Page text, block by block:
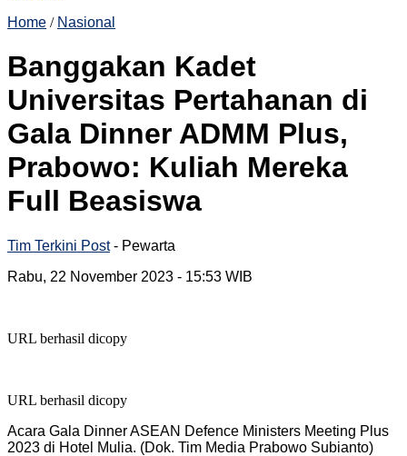
Home / Nasional
Banggakan Kadet
Universitas Pertahanan di
Gala Dinner ADMM Plus,
Prabowo: Kuliah Mereka
Full Beasiswa
Tim Terkini Post - Pewarta
Rabu, 22 November 2023 - 15:53 WIB
URL berhasil dicopy
URL berhasil dicopy
Acara Gala Dinner ASEAN Defence Ministers Meeting Plus
2023 di Hotel Mulia. (Dok. Tim Media Prabowo Subianto)